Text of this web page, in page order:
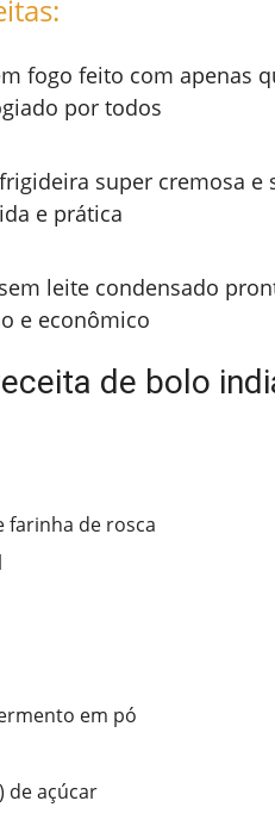
fogo feito com apenas
por todos
super cremosa
e prática
leite condensado
e econômico
de bolo
farinha de rosca
em pó
de açúcar